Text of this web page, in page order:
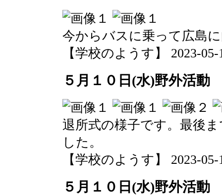
今からバスに乗って広島
【学校のようす】 2023-05-
５月１０日(水)野外活動
退所式の様子です。最後
した。
【学校のようす】 2023-05-
５月１０日(水)野外活動